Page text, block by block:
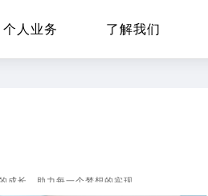
个人业务 了解我们
成长，助力每一个梦想的实现。